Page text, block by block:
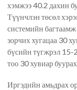
хэмжээ 40.2 дахин
Түүнчлэн төсөл
системийн
зорчих хугацаа 30
бүсийн түгжрэл 15-
тоо 30 хувиар
Иргэдийн амьдрах